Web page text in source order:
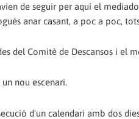
de seguir per aquí el
anar casant, a poc a poc,
del Comitè de Descansos i el
nou escenari.
d'un calendari amb dos